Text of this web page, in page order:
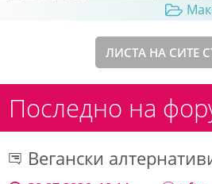
ЛИСТА НА СИТЕ
Последно на
Вегански